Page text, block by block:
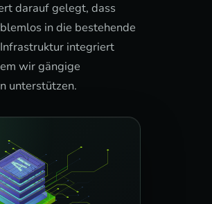
darauf gelegt, dass
in die bestehende
integriert
wir gängige
unterstützen.